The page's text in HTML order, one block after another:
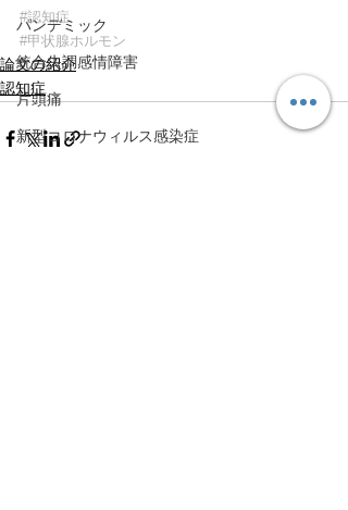
パンデミック
統合失調感情障害
片頭痛
新型コロナウィルス感染症
#認知症
#甲状腺ホルモン
論文の紹介
認知症